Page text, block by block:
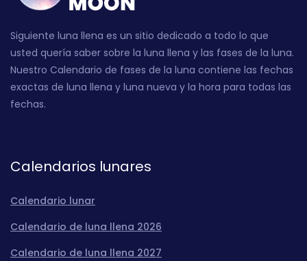
Siguiente luna llena es un sitio dedicado a todo lo que
usted quería saber sobre la luna llena y las fases de la luna.
Nuestro Calendario de fases de la luna contiene las fechas
exactas de luna llena y luna nueva y la hora para todas las
fechas.
Calendarios lunares
Calendario lunar
Calendario de luna llena 2026
Calendario de luna llena 2027